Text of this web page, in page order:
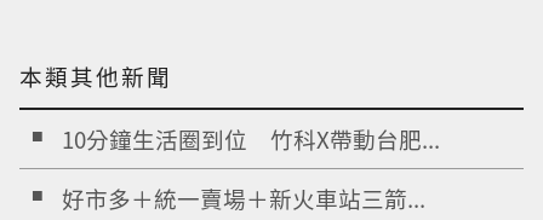
本類其他新聞
10分鐘生活圈到位 竹科X帶動台肥...
好市多＋統一賣場＋新火車站三箭...